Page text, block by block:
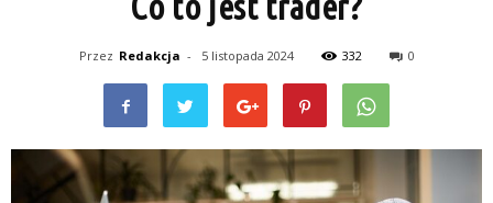
Przez Redakcja - 5 listopada 2024 332 0